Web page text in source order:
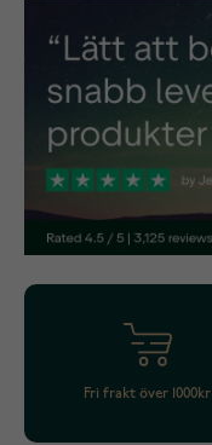
Fri frakt över 1000kr